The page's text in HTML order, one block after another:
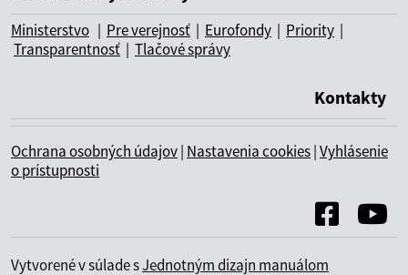
Ministerstvo | Pre verejnosť | Eurofondy | Priority |
Transparentnosť | Tlačové správy
Kontakty
Ochrana osobných údajov| Nastavenia cookies|Vyhlásenie
o prístupnosti
Vytvorené v súlade sJednotným dizajn manuálom